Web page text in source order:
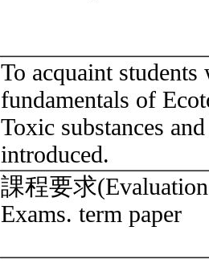
To acquaint
fundamentals of
Toxic substances
introduced.
課程要求
Exams. term paper